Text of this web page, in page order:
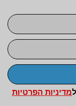
מדיניות הפרטיות